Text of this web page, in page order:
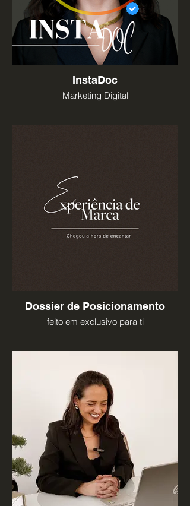
InstaDoc
Marketing Digital
Dossier de Posicionamento
feito em exclusivo para ti